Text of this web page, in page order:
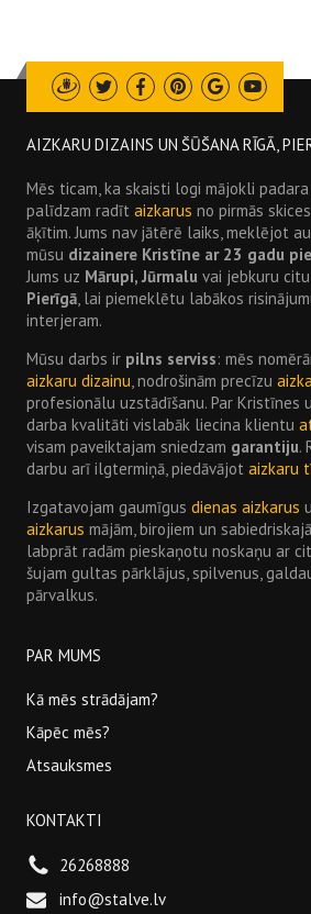
Draugiem
TwitterFacebookPinterest
GoogleYoutube
AIZKARU DIZAINS UN ŠŪŠANA RĪGĀ,
Mēs ticam, ka skaisti logi mājokli
palīdzam radītaizkarus no pirmās
āķītim. Jums nav jātērē laiks, meklējot
mūsu dizainere Kristīne ar 23 gadu
Jums uz Mārupi, Jūrmalu vai jebkuru
Pierīgā , lai piemeklētu labākos
interjeram.
Mūsu darbs ir pilns serviss: mēs
aizkaru dizainu , nodrošinām precīzu
profesionālu uzstādīšanu. Par Kristīnes
darba kvalitāti vislabāk liecina klientu
visam paveiktajam sniedzam garantiju.
darbu arī ilgtermiņā, piedāvājotaizkaru
Izgatavojam gaumīgusdienas aizkarus
aizkarus mājām, birojiem un
labprāt radām pieskaņotu noskaņu ar
šujam gultas pārklājus, spilvenus,
pārvalkus.
PAR MUMS
Kā mēs strādājam?
Kāpēc mēs?
Atsauksmes
KONTAKTI
26268888
info@stalve.lv